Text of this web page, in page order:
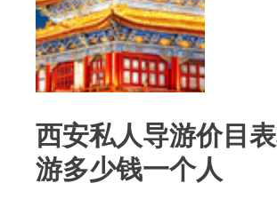
西安私人导游价目
游多少钱一个人